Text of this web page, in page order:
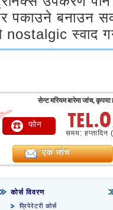
पकाउने बनाउन
nostalgic स्वाद
सेन्ट मरियम बारेमा जांच, कृपया
फोन
समय: हप्तादिन
एक जांच
कोर्स विवरण
प्रिपेरेटरी कोर्स